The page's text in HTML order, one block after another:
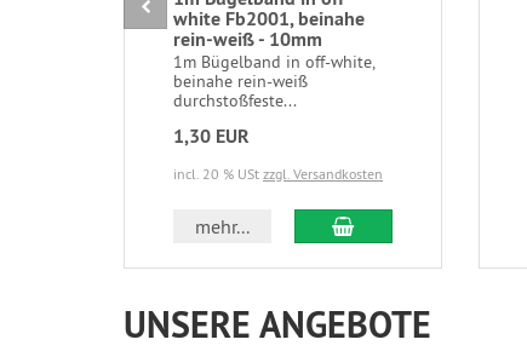
white Fb2001, beinahe
rein-weiß - 10mm
1m Bügelband in off-white,
beinahe rein-weiß
durchstoßfeste...
1,30 EUR
incl. 20 % USt zzgl. Versandkosten
mehr... In den Warenkorb
UNSERE ANGEBOTE